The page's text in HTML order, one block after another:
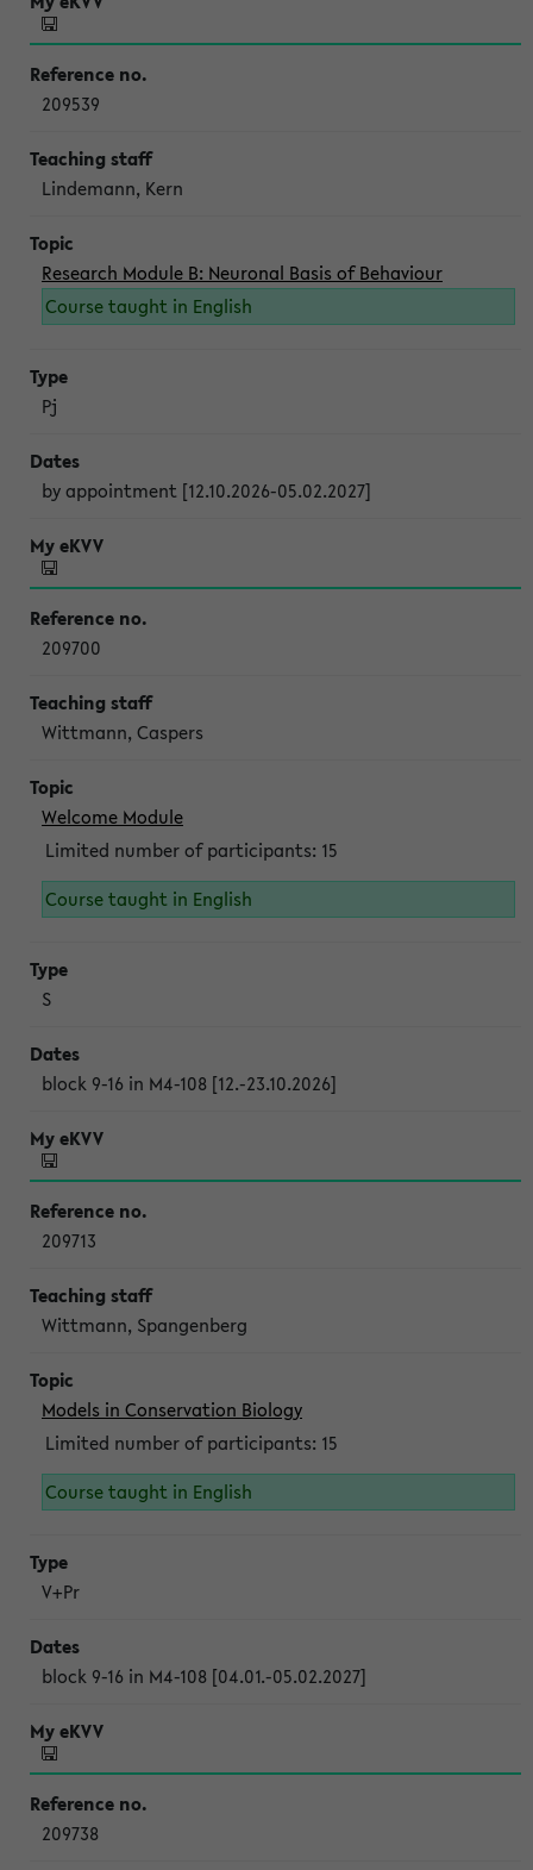
209539
Lindemann, Kern
Research Module B: Neuronal Basis of Behaviour
Course taught in English
Pj
by appointment [12.10.2026-05.02.2027]
209700
Wittmann, Caspers
Welcome Module
Limited number of participants: 15
Course taught in English
S
block 9-16 in M4-108 [12.-23.10.2026]
209713
Wittmann, Spangenberg
Models in Conservation Biology
Limited number of participants: 15
Course taught in English
V+Pr
block 9-16 in M4-108 [04.01.-05.02.2027]
209738